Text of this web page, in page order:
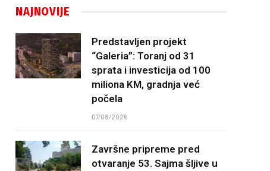
NAJNOVIJE
Predstavljen projekt
“Galeria”: Toranj od 31
sprata i investicija od 100
miliona KM, gradnja već
počela
07/08/2026
Završne pripreme pred
otvaranje 53. Sajma šljive u